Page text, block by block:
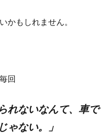
かもしれません。
回
れないなんて、車で
ゃない。」